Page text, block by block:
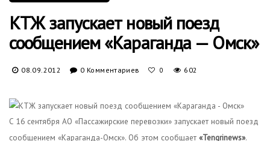
КТЖ запускает новый поезд
сообщением «Караганда — Омск»
08.09.2012 0 Комментариев 0 602
С 16 сентября АО «Пассажирские перевозки» запускает новый поезд
сообщением «Караганда-Омск». Об этом сообщает «Tengrinews».